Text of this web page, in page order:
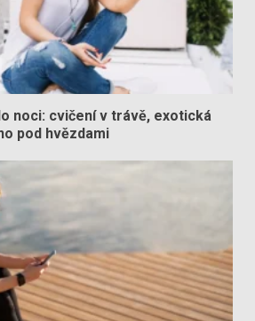
noci: cvičení v trávě, exotická
pod hvězdami